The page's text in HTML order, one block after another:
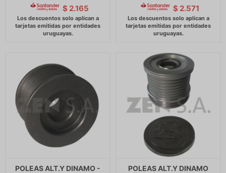
$ 2.165 $ 2.571
POLEAS ALT.Y DINAMO -
POLEAS ALT.Y DINAMO